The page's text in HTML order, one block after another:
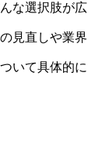
な選択肢が広
見直しや業界
いて具体的に